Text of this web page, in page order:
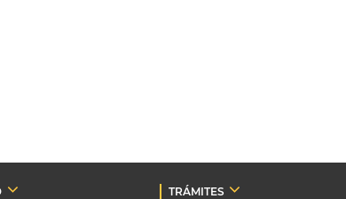
TRÁMITES